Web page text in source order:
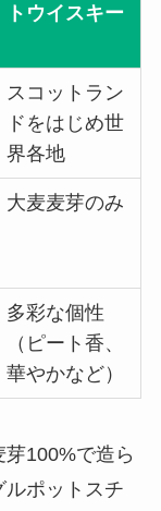
トウイスキー
スコットラン
ドをはじめ世
界各地
大麦麦芽のみ
多彩な個性
（ピート香、
華やかなど）
100%で造ら
ポットスチ